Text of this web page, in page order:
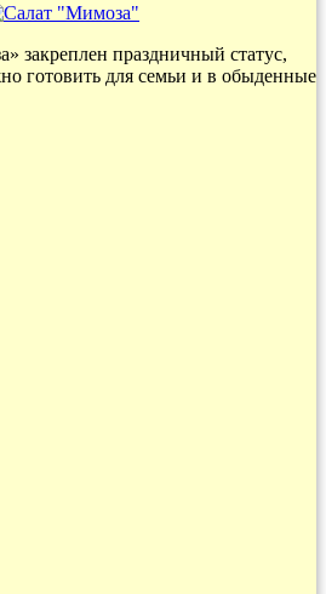
закреплен праздничный статус,
готовить для семьи и в обыденные